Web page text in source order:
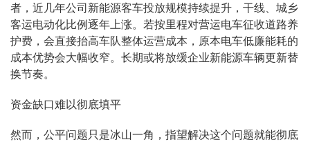
者，近几年公司新能源客车投放规模持续提升，干线、城乡
客运电动化比例逐年上涨。若按里程对营运电车征收道路养
护费，会直接抬高车队整体运营成本，原本电车低廉能耗的
成本优势会大幅收窄。长期或将放缓企业新能源车辆更新替
换节奏。
资金缺口难以彻底填平
然而，公平问题只是冰山一角，指望解决这个问题就能彻底